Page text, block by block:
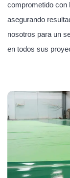
comprometido con
asegurando
nosotros para un
en todos sus